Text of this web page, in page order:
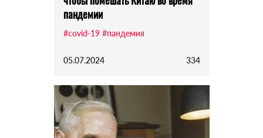
пандемии
#covid-19 #пандемия
05.07.2024 334